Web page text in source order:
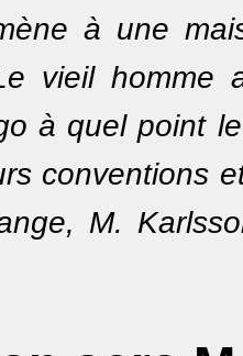
à une
vieil homme
à quel point
conventions
M.